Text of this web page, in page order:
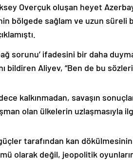
Overçuk oluşan heyet
bölgede sağlam ve uzun süreli
sorunu’ ifadesini bir daha
bildiren Aliyev, “Ben de bu sözleri
kalkınmadan, savaşın
olan ülkelerin uzlaşmasıyla
tarafından kan
olarak değil, jeopolitik